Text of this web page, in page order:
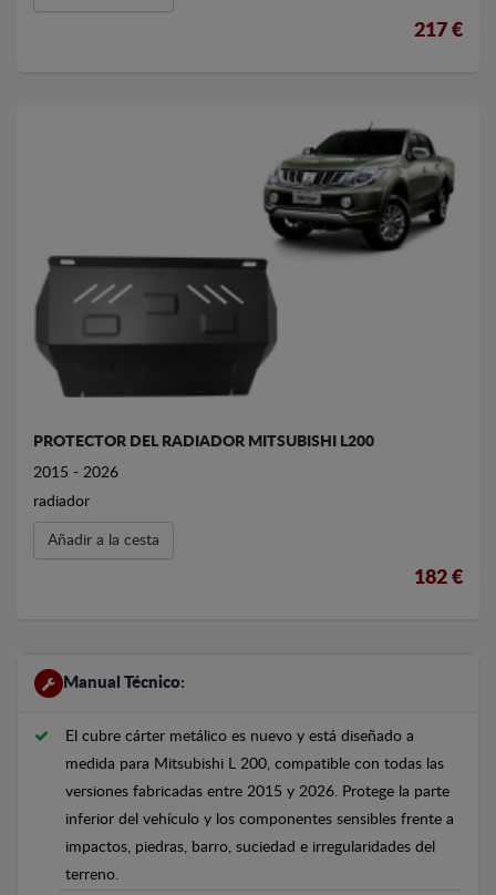
217 €
PROTECTOR DEL RADIADOR MITSUBISHI L200
2015 - 2026
radiador
Añadir a la cesta
182 €
Manual Técnico:
El cubre cárter metálico es nuevo y está diseñado a
medida para Mitsubishi L 200, compatible con todas las
versiones fabricadas entre 2015 y 2026. Protege la parte
inferior del vehículo y los componentes sensibles frente a
impactos, piedras, barro, suciedad e irregularidades del
terreno.